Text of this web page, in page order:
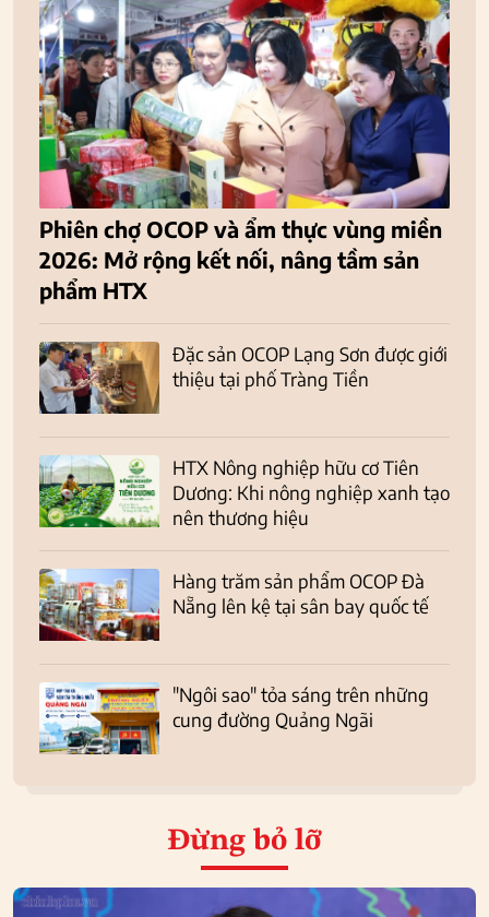
Phiên chợ OCOP và ẩm thực vùng miền
2026: Mở rộng kết nối, nâng tầm sản
phẩm HTX
Đặc sản OCOP Lạng Sơn được giới
thiệu tại phố Tràng Tiền
HTX Nông nghiệp hữu cơ Tiên
Dương: Khi nông nghiệp xanh tạo
nên thương hiệu
Hàng trăm sản phẩm OCOP Đà
Nẵng lên kệ tại sân bay quốc tế
"Ngôi sao" tỏa sáng trên những
cung đường Quảng Ngãi
Đừng bỏ lỡ